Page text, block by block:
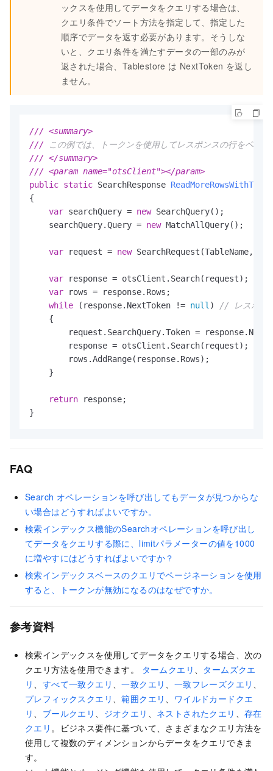
ックスを使用してデータをクエリする場合は、
クエリ条件でソート方法を指定して、指定した
順序でデータを返す必要があります。そうしな
いと、クエリ条件を満たすデータの一部のみが
返された場合、Tablestore は NextToken を返し
ません。
/// <summary>
/// この例では、トークンを使用してレスポンスの行をペ
/// </summary>
/// <param name="otsClient"></param>
public static SearchResponse ReadMoreRowsWithToken
{
var searchQuery = new SearchQuery();
    searchQuery.Query =
new MatchAllQuery();
var request = new SearchRequest(TableName,
var response = otsClient.Search(request);
var rows = response.Rows;
while (response.NextToken != null )
// レスポン
    {
request.SearchQuery.Token =
        response = otsClient.Search(request);
        rows.AddRange(response.Rows);
    }
return response;
}
FAQ
Search オペレーションを呼び出してもデータが見つからな
い場合はどうすればよいですか。
検索インデックス機能のSearchオペレーションを呼び出し
てデータをクエリする際に、limitパラメーターの値を1000
に増やすにはどうすればよいですか？
検索インデックスベースのクエリでページネーションを使用
すると、トークンが無効になるのはなぜですか。
参考資料
検索インデックスを使用してデータをクエリする場合、次の
クエリ方法を使用できます。
タームクエリ
タームズクエ
リ
すべて一致クエリ 、一致クエリ 一致フレーズクエリ
プレフィックスクエリ
、範囲クエリ
ワイルドカードクエ
リ
ブールクエリ ジオクエリ ネストされたクエリ 、存在
クエリ 。ビジネス要件に基づいて、さまざまなクエリ方法を
使用して複数のディメンションからデータをクエリできま
す。